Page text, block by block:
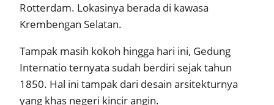
Rotterdam. Lokasinya berada di kawasa
Krembengan Selatan.
Tampak masih kokoh hingga hari ini, Gedung
Internatio ternyata sudah berdiri sejak tahun
1850. Hal ini tampak dari desain arsitekturnya
yang khas negeri kincir angin.